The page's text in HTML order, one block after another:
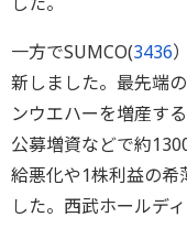
一方でSUMCO(3436
新しました。最先端
ンウエハーを増産す
公募増資などで約
給悪化や1株利益の希
した。西武ホールデ